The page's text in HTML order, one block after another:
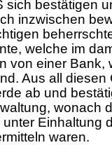
sich bestätigen
inzwischen
welche im
von einer Bank,
Aus all diesen
ab und
wonach
Einhaltung
waren.